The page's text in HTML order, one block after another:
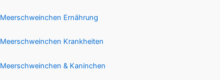
Meerschweinchen Ernährung
Meerschweinchen Krankheiten
Meerschweinchen & Kaninchen